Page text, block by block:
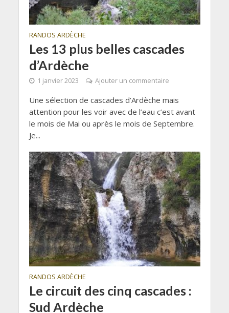
RANDOS ARDÈCHE
Les 13 plus belles cascades
d’Ardèche
1 janvier 2023 Ajouter un commentaire
Une sélection de cascades d’Ardèche mais
attention pour les voir avec de l’eau c’est avant
le mois de Mai ou après le mois de Septembre.
Je...
RANDOS ARDÈCHE
Le circuit des cinq cascades :
Sud Ardèche